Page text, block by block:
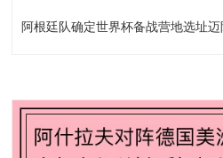
阿根廷队确定世界杯备战营地选址